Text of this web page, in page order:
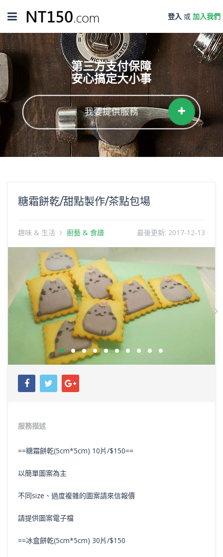
Toggle
navigation
登入 或 加入我們
第三方支付保障
安心搞定大小事
我要提供服務
糖霜餅乾/甜點製作/茶點包場
趣味 & 生活 廚藝 & 食譜 最後更新: 2017-12-13
Previous
服務描述
==糖霜餅乾(5cm*5cm) 10片/$150==
以簡單圖案為主
不同size、過度複雜的圖案請來信報價
請提供圖案電子檔
==冰盒餅乾(5cm*5cm) 30片/$150